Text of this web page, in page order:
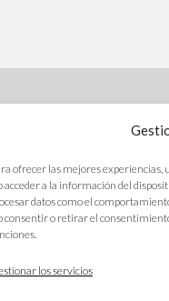
ofrecer las mejores experiencias,
acceder a la información del
datos como el
consentir o retirar el
los servicios
cookies